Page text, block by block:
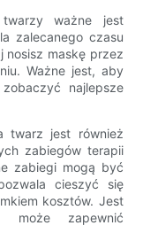
ważne jest
zalecanego czasu
nosisz maskę przez
Ważne jest, aby
najlepsze
twarz jest również
zabiegów terapii
zabiegi mogą być
cieszyć się
kosztów. Jest
może zapewnić